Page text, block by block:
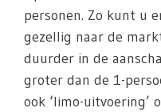
personen. Zo kunt u
gezellig naar de
duurder in de
groter dan de 1-
ook ‘limo-uitvoering’